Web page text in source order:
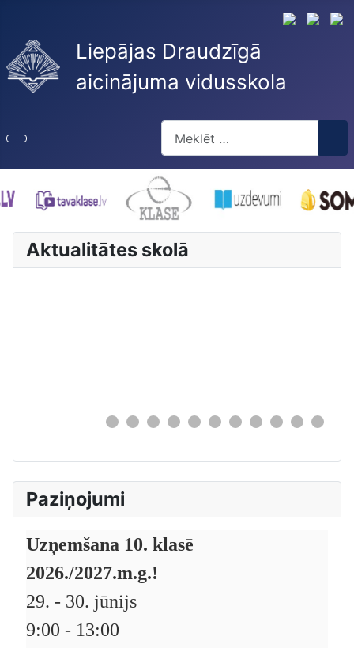
Liepājas Draudzīgā
aicinājuma vidusskola
Type 2 or more characters for
Aktualitātes skolā
Paziņojumi
Uzņemšana 10. klasē
2026./2027.m.g.!
29. - 30. jūnijs
9:00 - 13:00